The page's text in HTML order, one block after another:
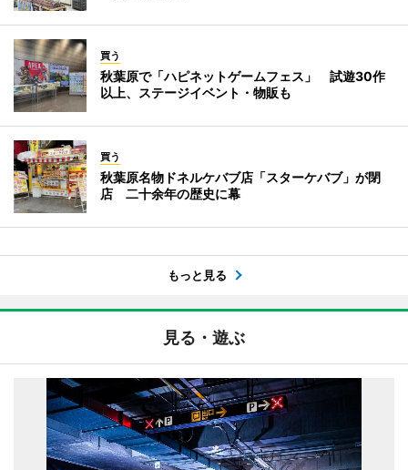
買う
秋葉原で「ハピネットゲームフェス」 試遊30作
以上、ステージイベント・物販も
買う
秋葉原名物ドネルケバブ店「スターケバブ」が閉
店 二十余年の歴史に幕
もっと見る
見る・遊ぶ